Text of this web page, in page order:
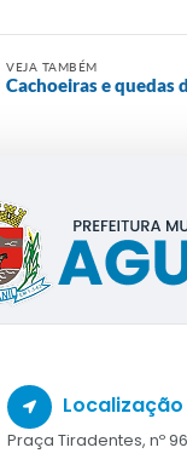
VEJA TAMBÉM
Cachoeiras e quedas
Localização
Praça Tiradentes, nº